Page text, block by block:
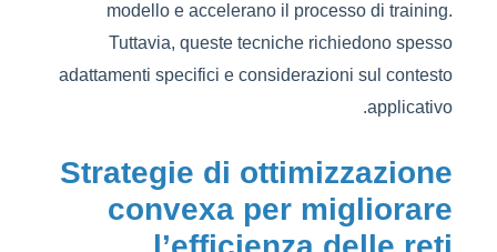
modello e accelerano il processo di training.
Tuttavia, queste tecniche richiedono spesso
adattamenti specifici e considerazioni sul contesto
applicativo.
Strategie di ottimizzazione
convexa per migliorare